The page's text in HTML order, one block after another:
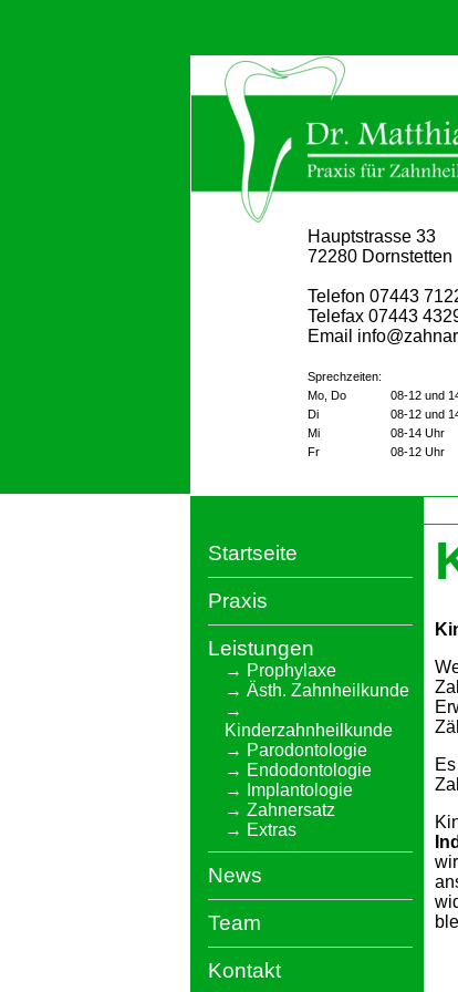
Hauptstrasse 33
72280 Dornstetten
Telefon 07443
Telefax 07443
Email
Sprechzeiten:
Mo, Do
08-12 und
Di
08-12 und
Mi
08-14 Uhr
Fr
08-12 Uhr
Startseite
Praxis
Leistungen
Prophylaxe
Ästh. Zahnheilkunde
Kinderzahnheilkunde
Parodontologie
Endodontologie
Implantologie
Zahnersatz
Extras
News
Team
Kontakt